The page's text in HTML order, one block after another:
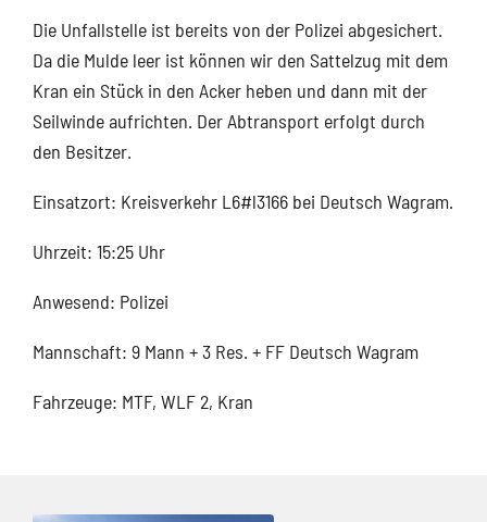
Die Unfallstelle ist bereits von der Polizei abgesichert.
Da die Mulde leer ist können wir den Sattelzug mit dem
Kran ein Stück in den Acker heben und dann mit der
Seilwinde aufrichten. Der Abtransport erfolgt durch
den Besitzer.
Einsatzort: Kreisverkehr L6#l3166 bei Deutsch Wagram.
Uhrzeit: 15:25 Uhr
Anwesend: Polizei
Mannschaft: 9 Mann + 3 Res. + FF Deutsch Wagram
Fahrzeuge: MTF, WLF 2, Kran